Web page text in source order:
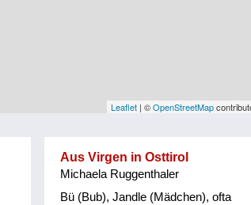
Leaflet | ©OpenStreetMap
Aus Virgen in Osttirol
Michaela Ruggenthaler
Bü (Bub), Jandle (Mädchen), ofta